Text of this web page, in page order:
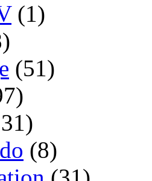
(1)
(51)
(8)